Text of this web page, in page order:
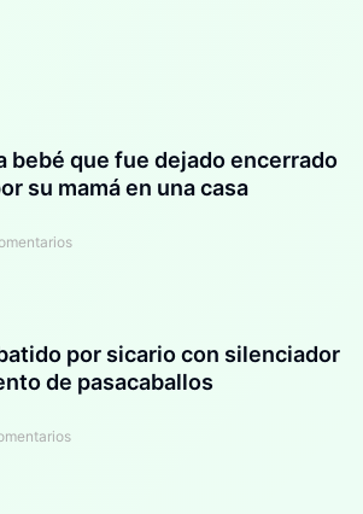
bebé que fue dejado encerrado
su mamá en una casa
por sicario con silenciador
de pasacaballos